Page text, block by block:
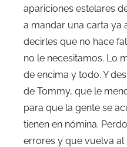
apariciones estelares
a mandar una carta ya
decirles que no hace
no le necesitamos. Lo
de encima y todo. Y
de Tommy, que le
para que la gente se
tienen en nómina.
errores y que vuelva al